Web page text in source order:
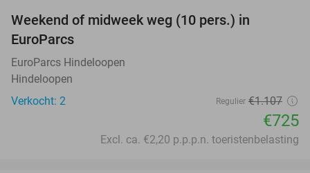
Weekend of midweek weg (10 pers.) in
EuroParcs
EuroParcs Hindeloopen
Hindeloopen
Verkocht: 2
Regulier €1.107
€725
Excl. ca. €2,20 p.p.p.n. toeristenbelasting